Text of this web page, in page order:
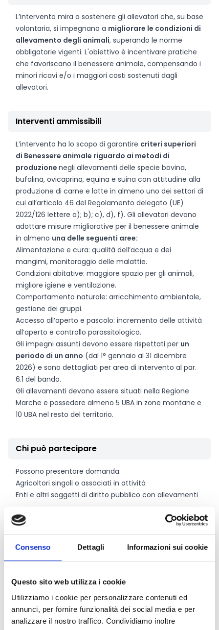
Consenso Dettagli Informazioni sui cookie
Questo sito web utilizza i cookie
Utilizziamo i cookie per personalizzare contenuti ed
annunci, per fornire funzionalità dei social media e per
analizzare il nostro traffico. Condividiamo inoltre
L’intervento mira a sostenere gli allevatori che, su base
volontaria, si impegnano a migliorare le condizioni di
allevamento degli animali, superando le norme
obbligatorie vigenti. L'obiettivo è incentivare pratiche
che favoriscano il benessere animale, compensando i
minori ricavi e/o i maggiori costi sostenuti dagli
allevatori.
Interventi ammissibili
L’intervento ha lo scopo di garantire criteri superiori
di Benessere animale riguardo ai metodi di
produzione negli allevamenti delle specie bovina,
bufalina, ovicaprina, equina e suina con attitudine alla
produzione di carne e latte in almeno uno dei settori di
cui all’articolo 46 del Regolamento delegato (UE)
2022/126 lettere a); b); c), d), f). Gli allevatori devono
adottare misure migliorative per il benessere animale
in almeno una delle seguenti aree:
Alimentazione e cura: qualità dell’acqua e dei
mangimi, monitoraggio delle malattie.
Condizioni abitative: maggiore spazio per gli animali,
migliore igiene e ventilazione.
Comportamento naturale: arricchimento ambientale,
gestione dei gruppi.
Accesso all’aperto e pascolo: incremento delle attività
all’aperto e controllo parassitologico.
Gli impegni assunti devono essere rispettati per un
periodo di un anno (dal 1° gennaio al 31 dicembre
2026) e sono dettagliati per area di intervento al par.
6.1 del bando.
Gli allevamenti devono essere situati nella Regione
Marche e possedere almeno 5 UBA in zone montane e
10 UBA nel resto del territorio.
Chi può partecipare
Possono presentare domanda:
Agricoltori singoli o associati in attività
Enti e altri soggetti di diritto pubblico con allevamenti
Entità del contributo
La dotazione finanziaria complessiva ammonta
a6.000.000 Euro
Bovini da carne: fino a 300 Euro per UBA con pascolo,
200 Euro senza pascolo.
Bovini e bufalini da latte: fino a 300 Euro per UBA con
pascolo, 190 Euro senza pascolo.